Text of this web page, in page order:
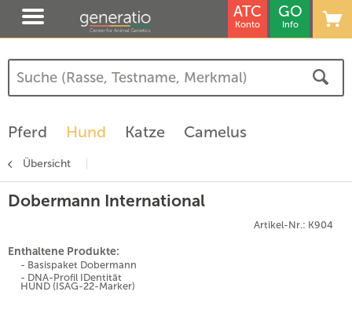
ATC
Konto
GO
Info
Pferd Hund Katze Camelus
Übersicht
Dobermann International
Artikel-Nr.: K904
Enthaltene Produkte:
- Basispaket Dobermann
- DNA-Profil IDentität
HUND (ISAG-22-Marker)